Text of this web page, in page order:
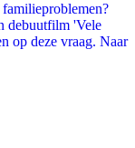
debuutfilm 'Vele
op deze vraag. Naar